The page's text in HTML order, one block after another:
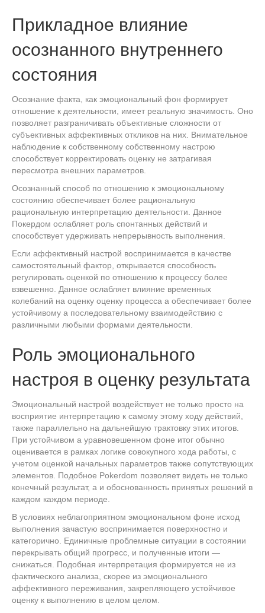
Прикладное влияние
осознанного внутреннего
состояния
Осознание факта, как эмоциональный фон формирует
отношение к деятельности, имеет реальную значимость. Оно
позволяет разграничивать объективные сложности от
субъективных аффективных откликов на них. Внимательное
наблюдение к собственному собственному настрою
способствует корректировать оценку не затрагивая
пересмотра внешних параметров.
Осознанный способ по отношению к эмоциональному
состоянию обеспечивает более рациональную
рациональную интерпретацию деятельности. Данное
Покердом ослабляет роль спонтанных действий и
способствует удерживать непрерывность выполнения.
Если аффективный настрой воспринимается в качестве
самостоятельный фактор, открывается способность
регулировать оценкой по отношению к процессу более
взвешенно. Данное ослабляет влияние временных
колебаний на оценку оценку процесса а обеспечивает более
устойчивому а последовательному взаимодействию с
различными любыми формами деятельности.
Роль эмоционального
настроя в оценку результата
Эмоциональный настрой воздействует не только просто на
восприятие интерпретацию к самому этому ходу действий,
также параллельно на дальнейшую трактовку этих итогов.
При устойчивом а уравновешенном фоне итог обычно
оценивается в рамках логике совокупного хода работы, с
учетом оценкой начальных параметров также сопутствующих
элементов. Подобное Pokerdom позволяет видеть не только
конечный результат, а и обоснованность принятых решений в
каждом каждом периоде.
В условиях неблагоприятном эмоциональном фоне исход
выполнения зачастую воспринимается поверхностно и
категорично. Единичные проблемные ситуации в состоянии
перекрывать общий прогресс, и полученные итоги —
снижаться. Подобная интерпретация формируется не из
фактического анализа, скорее из эмоционального
аффективного переживания, закрепляющего устойчивое
оценку к выполнению в целом целом.